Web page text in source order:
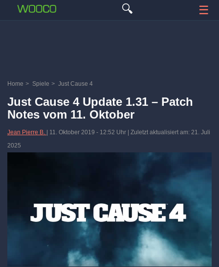
🔍 ☰
Home > Spiele > Just Cause 4
Just Cause 4 Update 1.31 – Patch
Notes vom 11. Oktober
Jean Pierre B. 11. Oktober 2019 - 12:52 Uhr | Zuletzt aktualisiert am: 21. Juli
2025